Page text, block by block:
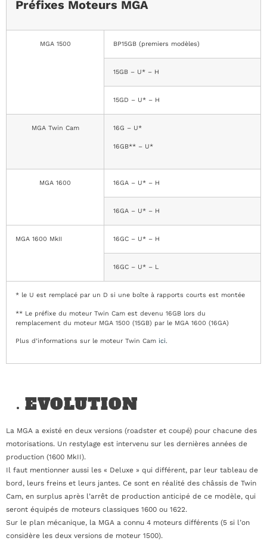
Préfixes Moteurs MGA
MGA 1500 BP15GB (premiers modèles)
15GB – U* – H
15GD – U* – H
MGA Twin Cam 16G – U*
16GB** – U*
MGA 1600 16GA – U* – H
16GA – U* – H
MGA 1600 MkII 16GC – U* – H
16GC – U* – L
* le U est remplacé par un D si une boîte à rapports courts est montée
** Le préfixe du moteur Twin Cam est devenu 16GB lors du
remplacement du moteur MGA 1500 (15GB) par le MGA 1600 (16GA)
Plus d’informations sur le moteur Twin Cam ici.
EVOLUTION
La MGA a existé en deux versions (roadster et coupé) pour chacune des
motorisations. Un restylage est intervenu sur les dernières années de
production (1600 MkII).
Il faut mentionner aussi les « Deluxe » qui différent, par leur tableau de
bord, leurs freins et leurs jantes. Ce sont en réalité des châssis de Twin
Cam, en surplus après l’arrêt de production anticipé de ce modèle, qui
seront équipés de moteurs classiques 1600 ou 1622.
Sur le plan mécanique, la MGA a connu 4 moteurs différents (5 si l’on
considère les deux versions de moteur 1500).